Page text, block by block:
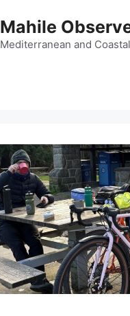
Mahile
Mediterranean and